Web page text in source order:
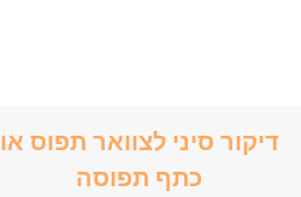
דיקור סיני לצוואר תפוס או
כתף תפוסה